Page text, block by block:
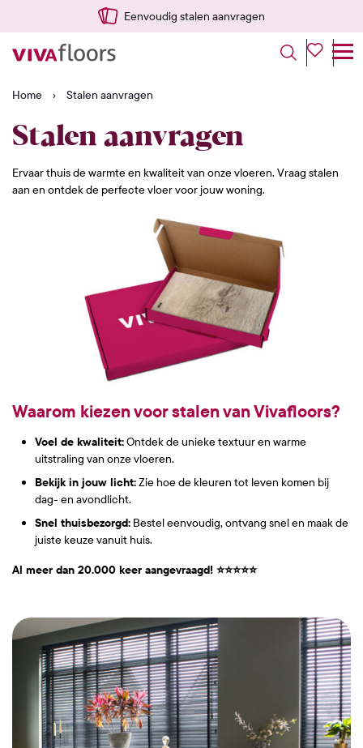
Eenvoudig stalen aanvragen
Home › Stalen aanvragen
Stalen aanvragen
Ervaar thuis de warmte en kwaliteit van onze vloeren. Vraag stalen
aan en ontdek de perfecte vloer voor jouw woning.
Waarom kiezen voor stalen van Vivafloors?
Voel de kwaliteit:Ontdek de unieke textuur en warme
uitstraling van onze vloeren.
Bekijk in jouw licht:Zie hoe de kleuren tot leven komen bij
dag- en avondlicht.
Snel thuisbezorgd: Bestel eenvoudig, ontvang snel en maak de
juiste keuze vanuit huis.
Al meer dan 20.000 keer aangevraagd! ⭐⭐⭐⭐⭐